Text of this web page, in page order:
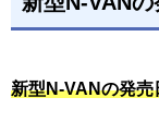
新型N-VANの発